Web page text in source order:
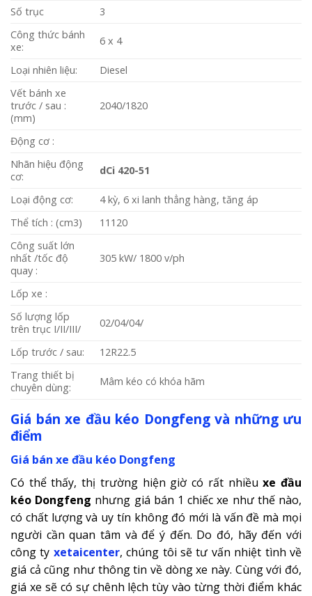
Số trục
3
Công thức bánh
xe:
6 x 4
Loại nhiên liệu:
Diesel
Vết bánh xe
trước / sau :
(mm)
2040/1820
Động cơ :
Nhãn hiệu động
cơ:
dCi 420-51
Loại động cơ:
4 kỳ, 6 xi lanh thẳng hàng, tăng áp
Thể tích : (cm3)
11120
Công suất lớn
nhất /tốc độ
quay :
305 kW/ 1800 v/ph
Lốp xe :
Số lượng lốp
trên trục I/II/III/
02/04/04/
Lốp trước / sau:
12R22.5
Trang thiết bị
chuyên dùng:
Mâm kéo có khóa hãm
Giá bán xe đầu kéo Dongfeng và những ưu
điểm
Giá bán xe đầu kéo Dongfeng
Có thể thấy, thị trường hiện giờ có rất nhiềuxe đầu
kéo Dongfeng nhưng giá bán 1 chiếc xe như thế nào,
có chất lượng và uy tín không đó mới là vấn đề mà mọi
người cần quan tâm và để ý đến. Do đó, hãy đến với
công ty xetaicenter, chúng tôi sẽ tư vấn nhiệt tình về
giá cả cũng như thông tin về dòng xe này. Cùng với đó,
giá xe sẽ có sự chênh lệch tùy vào từng thời điểm khác